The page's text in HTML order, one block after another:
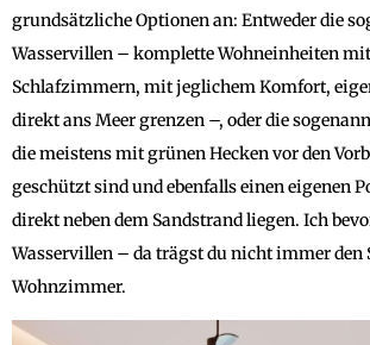
grundsätzliche Optionen an: Entweder die
Wasservillen – komplette Wohneinheiten
Schlafzimmern, mit jeglichem Komfort,
direkt ans Meer grenzen –, oder die
die meistens mit grünen Hecken vor den
geschützt sind und ebenfalls einen eigenen
direkt neben dem Sandstrand liegen. Ich
Wasservillen – da trägst du nicht immer den
Wohnzimmer.